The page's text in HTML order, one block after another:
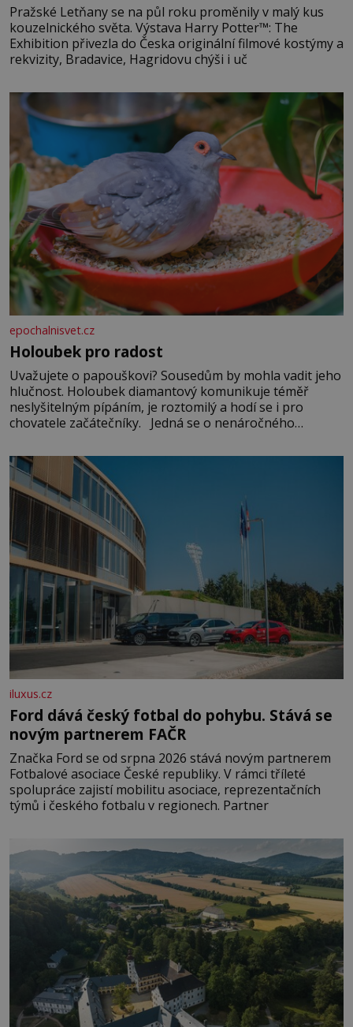
Pražské Letňany se na půl roku proměnily v malý kus
kouzelnického světa. Výstava Harry Potter™: The
Exhibition přivezla do Česka originální filmové kostýmy a
rekvizity, Bradavice, Hagridovu chýši i uč
epochalnisvet.cz
Holoubek pro radost
Uvažujete o papouškovi? Sousedům by mohla vadit jeho
hlučnost. Holoubek diamantový komunikuje téměř
neslyšitelným pípáním, je roztomilý a hodí se i pro
chovatele začátečníky. Jedná se o nenáročného
času tráví na zemi, kde sbírá zbytky semínek Jeho
domovinou je prakticky celá Austrálie s výjimkou
pobřežní oblasti.
iluxus.cz
Ford dává český fotbal do pohybu. Stává se
novým partnerem FAČR
Značka Ford se od srpna 2026 stává novým partnerem
Fotbalové asociace České republiky. V rámci tříleté
spolupráce zajistí mobilitu asociace, reprezentačních
týmů i českého fotbalu v regionech. Partner